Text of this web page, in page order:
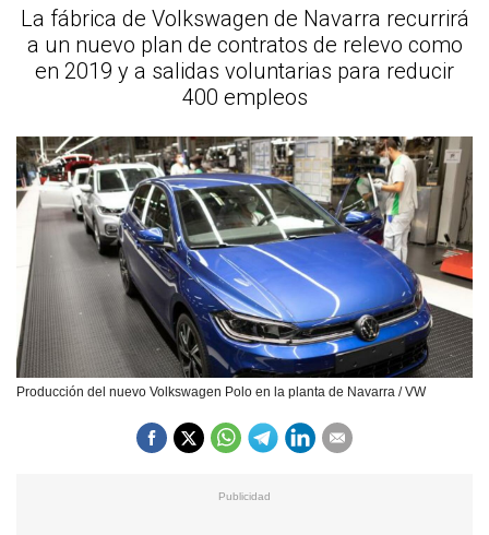
La fábrica de Volkswagen de Navarra recurrirá
a un nuevo plan de contratos de relevo como
en 2019 y a salidas voluntarias para reducir
400 empleos
Producción del nuevo Volkswagen Polo en la planta de Navarra / VW